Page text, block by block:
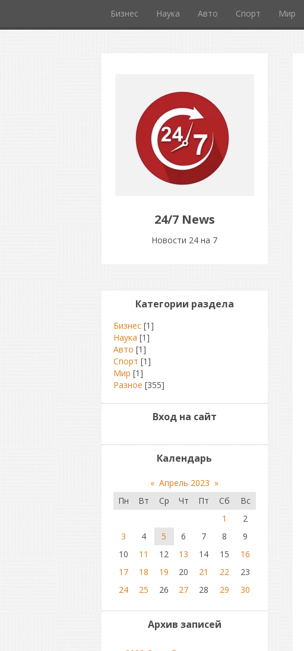
Бизнес Наука Авто Спорт Мир
24/7 News
Новости 24 на 7
Категории раздела
Бизнес [1]
Наука [1]
Авто [1]
Спорт [1]
Мир [1]
Разное [355]
Вход на сайт
Календарь
« Апрель 2023 »
Пн
Вт Ср Чт Пт Сб
Вс
1
2
3
4 5 6 7 8
9
10
11 12 13 14 15
16
17
18 19 20 21 22
23
24
25 26 27 28 29 30
Архив записей